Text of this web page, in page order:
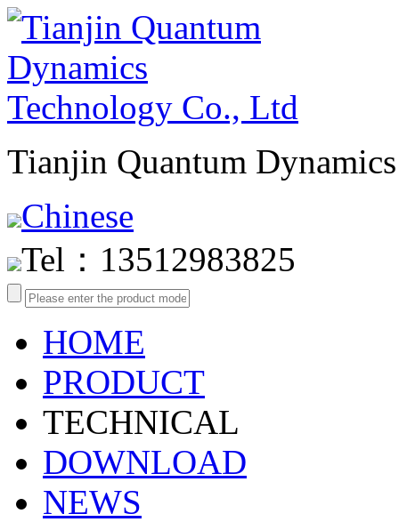
Tianjin Quantum
Chinese
Tel：13512983825
HOME
PRODUCT
TECHNICAL
DOWNLOAD
NEWS